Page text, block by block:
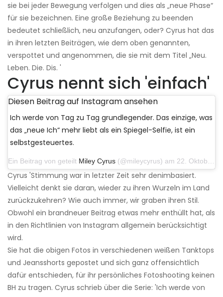
sie bei jeder Bewegung verfolgen und dies als „neue Phase“
für sie bezeichnen. Eine große Beziehung zu beenden
bedeutet schließlich, neu anzufangen, oder? Cyrus hat das
in ihren letzten Beiträgen, wie dem oben genannten,
verspottet und angenommen, die sie mit dem Titel „Neu.
Leben. Die. Dis. '
Cyrus nennt sich 'einfach'
Diesen Beitrag auf Instagram ansehen
Ich werde von Tag zu Tag grundlegender. Das einzige, was
das „neue Ich“ mehr liebt als ein Spiegel-Selfie, ist ein
selbstgesteuertes.
Ein Beitrag von geteilt Miley Cyrus (@mileycyrus) am 22. Oktober 2019 um 11:39 Uhr PDT
Cyrus 'Stimmung war in letzter Zeit sehr denimbasiert.
Vielleicht denkt sie daran, wieder zu ihren Wurzeln im Land
zurückzukehren? Wie auch immer, wir graben ihren Stil.
Obwohl ein brandneuer Beitrag etwas mehr enthüllt hat, als
in den Richtlinien von Instagram allgemein berücksichtigt
wird.
Sie hat die obigen Fotos in verschiedenen weißen Tanktops
und Jeansshorts gepostet und sich ganz offensichtlich
dafür entschieden, für ihr persönliches Fotoshooting keinen
BH zu tragen. Cyrus schrieb über die Serie: 'Ich werde von